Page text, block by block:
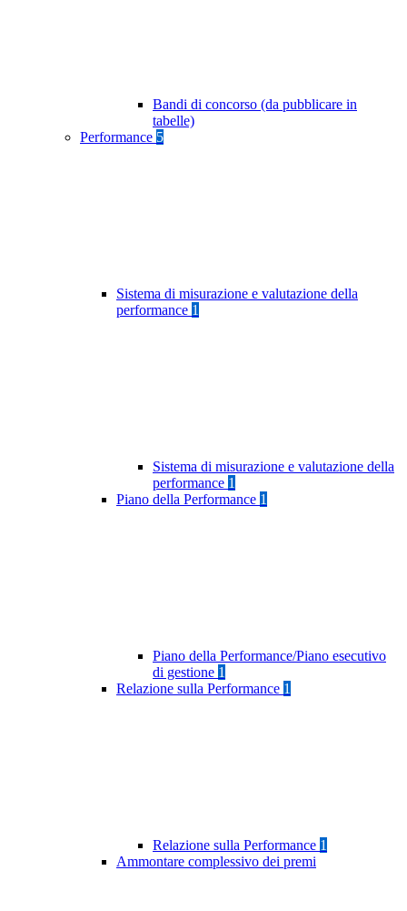
Bandi di concorso (da pubblicare in
tabelle)
Performance 5
Sistema di misurazione e valutazione della
performance 1
Sistema di misurazione e valutazione della
performance 1
Piano della Performance 1
Piano della Performance/Piano esecutivo
di gestione 1
Relazione sulla Performance 1
Relazione sulla Performance 1
Ammontare complessivo dei premi